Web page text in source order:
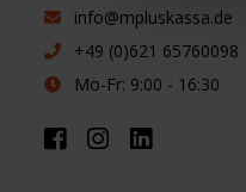
info@mpluskassa.de
+49 (0)621 65760098
Mo-Fr: 9:00 - 16:30